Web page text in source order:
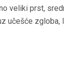
veliki prst,
učešće zgloba,